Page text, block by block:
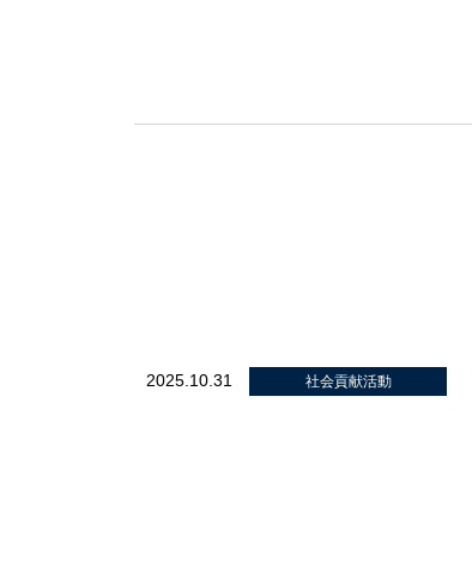
2025.10.31 社会貢献活動